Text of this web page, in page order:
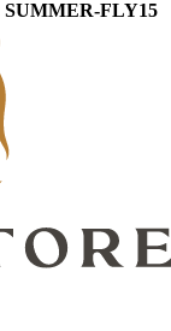
SUMMER-FLY15